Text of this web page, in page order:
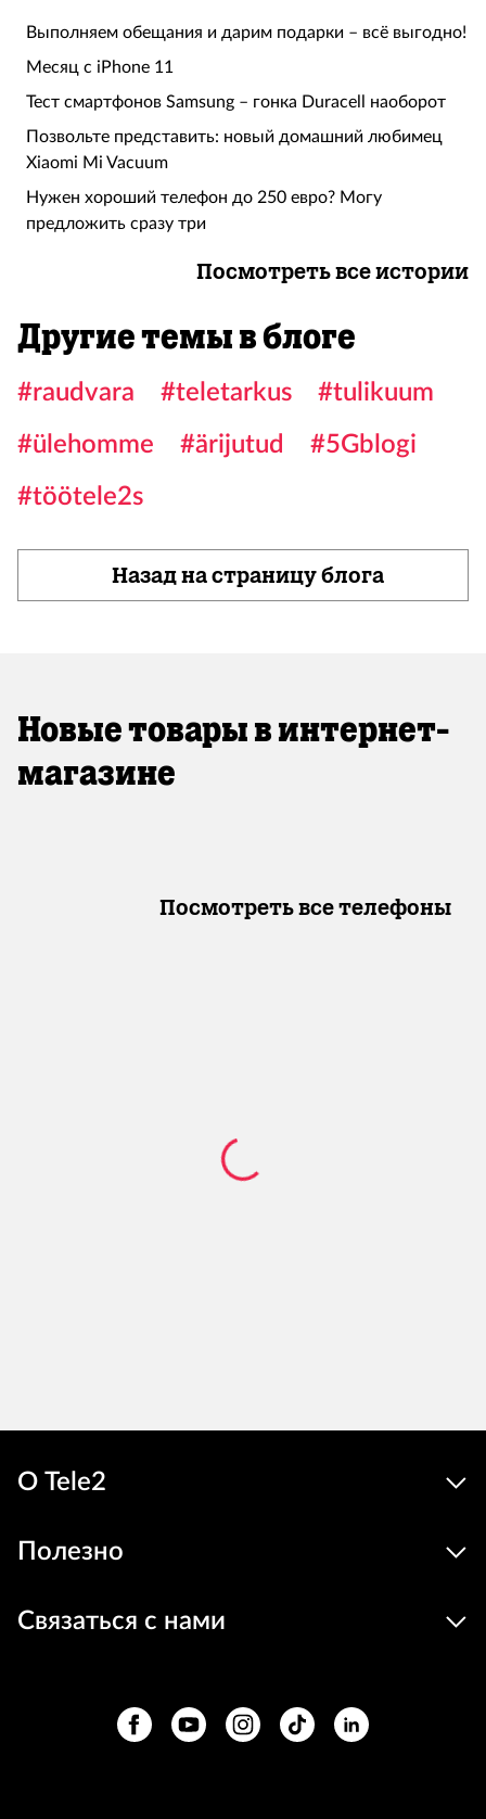
Выполняем обещания и дарим подарки – всё выгодно!
Месяц с iPhone 11
Тест смартфонов Samsung – гонка Duracell наоборот
Позвольте представить: новый домашний любимец
Xiaomi Mi Vacuum
Нужен хороший телефон до 250 евро? Могу
предложить сразу три
Посмотреть все истории
Другие темы в блоге
#raudvara #teletarkus
#tulikuum
#ülehomme
#ärijutud
#5Gblogi
#töötele2s
Назад на страницу блога
Новые товары в интернет-
магазине
Посмотреть все телефоны
О Tele2
Полезно
Связаться с нами